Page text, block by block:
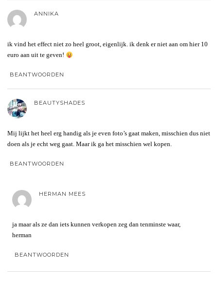
ANNIKA
ik vind het effect niet zo heel groot, eigenlijk. ik denk er niet aan om hier 10
euro aan uit te geven!
BEANTWOORDEN
BEAUTYSHADES
Mij lijkt het heel erg handig als je even foto’s gaat maken, misschien dus niet
doen als je echt weg gaat. Maar ik ga het misschien wel kopen.
BEANTWOORDEN
HERMAN MEES
ja maar als ze dan iets kunnen verkopen zeg dan tenminste waar,
herman
BEANTWOORDEN